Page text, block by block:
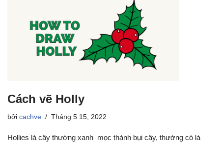
Cách vẽ Holly
bởi cachve Tháng 5 15, 2022
Hollies là cây thường xanh mọc thành bụi cây, thường có lá